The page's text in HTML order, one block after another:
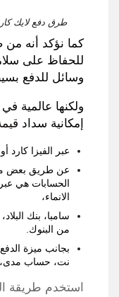
طرق دفع لايك
كما نؤكد أنه من
للحفاظ على
وسائل للدفع
ولكنها عالمية
إمكانية سداد
عبر الفيزا كارد
عن طريق بعض من
الحسابات هي
الانماء،
سامبا، بنك
من البنوك
بجانب ميزة
نت، حساب مدى،
استخدم طريقة